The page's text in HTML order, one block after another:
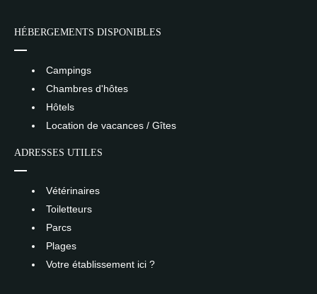
HÉBERGEMENTS DISPONIBLES
Campings
Chambres d'hôtes
Hôtels
Location de vacances / Gîtes
ADRESSES UTILES
Vétérinaires
Toiletteurs
Parcs
Plages
Votre établissement ici ?